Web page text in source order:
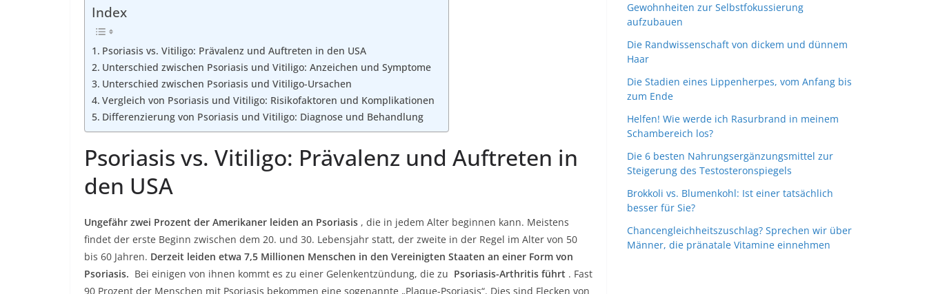
Index
Psoriasis vs. Vitiligo: Prävalenz und Auftreten in den USA
Unterschied zwischen Psoriasis und Vitiligo: Anzeichen und Symptome
Unterschied zwischen Psoriasis und Vitiligo-Ursachen
Vergleich von Psoriasis und Vitiligo: Risikofaktoren und Komplikationen
Differenzierung von Psoriasis und Vitiligo: Diagnose und Behandlung
Psoriasis vs. Vitiligo: Prävalenz und Auftreten in
den USA
Ungefähr zwei Prozent der Amerikaner leiden an Psoriasis , die in jedem Alter beginnen kann. Meistens
findet der erste Beginn zwischen dem 20. und 30. Lebensjahr statt, der zweite in der Regel im Alter von 50
bis 60 Jahren. Derzeit leiden etwa 7,5 Millionen Menschen in den Vereinigten Staaten an einer Form von
Psoriasis. Bei einigen von ihnen kommt es zu einer Gelenkentzündung, die zu Psoriasis-Arthritis führt . Fast
90 Prozent der Menschen mit Psoriasis bekommen eine sogenannte „Plaque-Psoriasis“. Dies sind Flecken von
Gewohnheiten zur Selbstfokussierung
aufzubauen
Die Randwissenschaft von dickem und dünnem
Haar
Die Stadien eines Lippenherpes, vom Anfang bis
zum Ende
Helfen! Wie werde ich Rasurbrand in meinem
Schambereich los?
Die 6 besten Nahrungsergänzungsmittel zur
Steigerung des Testosteronspiegels
Brokkoli vs. Blumenkohl: Ist einer tatsächlich
besser für Sie?
Chancengleichheitszuschlag? Sprechen wir über
Männer, die pränatale Vitamine einnehmen